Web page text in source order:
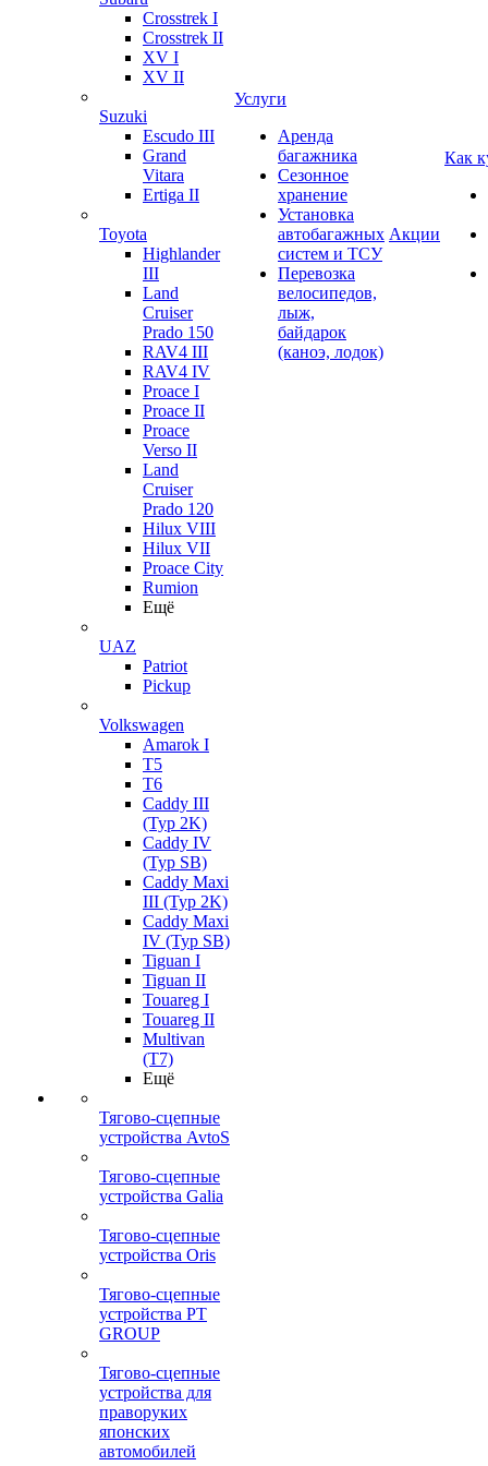
Crosstrek I
Crosstrek II
XV I
XV II
Suzuki
Escudo III
Grand
Vitara
Ertiga II
Toyota
Highlander
III
Land
Cruiser
Prado 150
RAV4 III
RAV4 IV
Proace I
Proace II
Proace
Verso II
Land
Cruiser
Prado 120
Hilux VIII
Hilux VII
Proace City
Rumion
Ещё
UAZ
Patriot
Pickup
Volkswagen
Amarok I
T5
T6
Caddy III
(Typ 2K)
Caddy IV
(Typ SB)
Caddy Maxi
III (Typ 2K)
Caddy Maxi
IV (Typ SB)
Tiguan I
Tiguan II
Touareg I
Touareg II
Multivan
(T7)
Ещё
Тягово-сцепные
устройства AvtoS
Тягово-сцепные
устройства Galia
Тягово-сцепные
устройства Oris
Тягово-сцепные
устройства PT
GROUP
Тягово-сцепные
устройства для
праворуких
японских
автомобилей
Услуги
Аренда
багажника
Сезонное
хранение
Установка
автобагажных
систем и ТСУ
Перевозка
велосипедов,
лыж,
байдарок
(каноэ, лодок)
Акции
Как